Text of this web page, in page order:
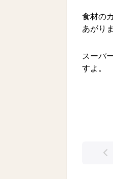
食材の
あがり
スーパ
すよ。